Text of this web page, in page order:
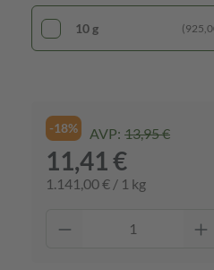
10 g
-18% AVP: 13,95 €
11,41 €
1.141,00 € / 1 kg